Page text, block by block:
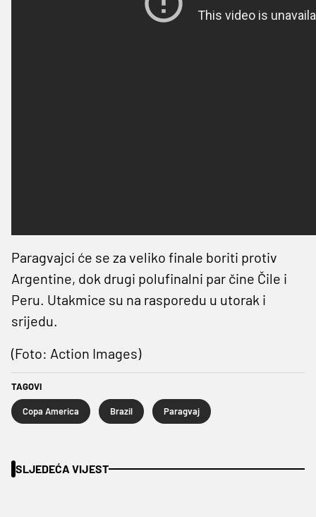
Paragvajci će se za veliko finale boriti protiv
Argentine, dok drugi polufinalni par čine Čile i
Peru. Utakmice su na rasporedu u utorak i
srijedu.
(Foto: Action Images)
TAGOVI
Copa America Brazil Paragvaj
SLJEDEĆA VIJEST